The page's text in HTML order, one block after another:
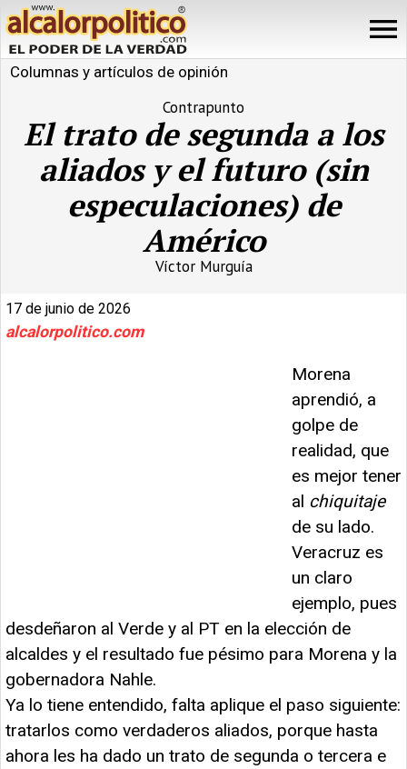
Columnas y artículos de opinión
Contrapunto
El trato de segunda a los
aliados y el futuro (sin
especulaciones) de
Américo
Víctor Murguía
17 de junio de 2026
alcalorpolitico.com
Morena
aprendió, a
golpe de
realidad, que
es mejor tener
al chiquitaje
de su lado.
Veracruz es
un claro
ejemplo, pues
desdeñaron al Verde y al PT en la elección de
alcaldes y el resultado fue pésimo para Morena y la
gobernadora Nahle.
Ya lo tiene entendido, falta aplique el paso siguiente:
tratarlos como verdaderos aliados, porque hasta
ahora les ha dado un trato de segunda o tercera e